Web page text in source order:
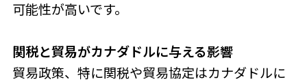
可能性が高いです。
関税と貿易がカナダドルに与える影響
貿易政策、特に関税や貿易協定はカナダドルに